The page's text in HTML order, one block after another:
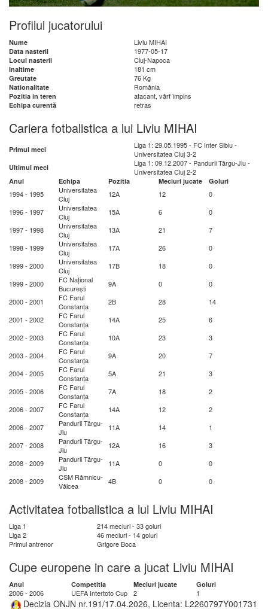
Profilul jucatorului
Nume Liviu MIHAI
Data nasterii 1977-05-17
Locul nasterii Cluj-Napoca
Inaltime 181 cm
Greutate 76 Kg
Nationalitate România
Pozitia in teren atacant, vârf împins
Echipa curentă retras
Cariera fotbalistica a lui Liviu MIHAI
Primul meci
Liga 1: 29.05.1995 - FC Inter Sibiu -
Universitatea Cluj 3-2
Ultimul meci
Liga 1: 09.12.2007 - Pandurii Târgu-Jiu -
Universitatea Cluj 2-2
Anul Echipa Pozitia Meciuri jucate Goluri
1994 - 1995
Universitatea
Cluj
12A 12
0
1996 - 1997
Universitatea
Cluj
15A 6
0
1997 - 1998
Universitatea
Cluj
13A 21
7
1998 - 1999
Universitatea
Cluj
17A 26
0
1999 - 2000
Universitatea
Cluj
17B 18
0
1999 - 2000
FC Național
București
9A 0
0
2000 - 2001
FC Farul
Constanța
2B 28
14
2001 - 2002
FC Farul
Constanța
14A 25
6
2002 - 2003
FC Farul
Constanța
10A 23
3
2003 - 2004
FC Farul
Constanța
9A 20
7
2004 - 2005
FC Farul
Constanța
5A 21
3
2005 - 2006
FC Farul
Constanța
7A 18
2
2006 - 2007
FC Farul
Constanța
14A 12
2
2006 - 2007
Pandurii Târgu-
Jiu
11A 14
1
2007 - 2008
Pandurii Târgu-
Jiu
12A 16
3
2008 - 2009
Pandurii Târgu-
Jiu
11A 0
0
2008 - 2009
CSM Râmnicu-
Vâlcea
4B 0 0
Activitatea fotbalistica a lui Liviu MIHAI
Liga 1
214 meciuri - 33 goluri
Liga 2
46 meciuri - 14 goluri
Primul antrenor
Grigore Boca
Cupe europene in care a jucat Liviu MIHAI
Anul Competitia Meciuri jucate Goluri
2006 - 2006 UEFA Intertoto Cup 2 1
Decizia ONJN nr.191/17.04.2026, Licenta: L2260797Y001731